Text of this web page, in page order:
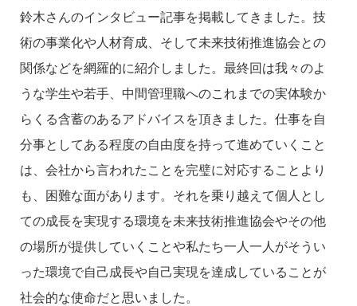
鈴木さんのインタビュー記事を掲載してきました。技
術の事業化や人材育成、そして未来技術推進協会との
関係などを網羅的に紹介しました。最終回は我々のよ
うな学生や若手、中間管理職へのこれまでの実体験か
らくる含蓄のあるアドバイスを頂きました。仕事を自
分事としてある程度の自由度を持って進めていくこと
は、会社から言われたことを完璧に対応することより
も、困難な面があります。それを乗り越えて個人とし
ての成長を実現する環境を未来技術推進協会やその他
の場所が提供していくことや私たち一人一人がそうい
った環境で自己成長や自己実現を達成していることが
社会的な使命だと思いました。